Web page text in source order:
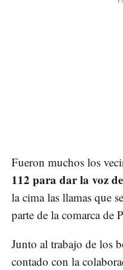
Fueron muchos los
112 para dar la voz
la cima las llamas que
parte de la comarca de
Junto al trabajo de los
contado con la